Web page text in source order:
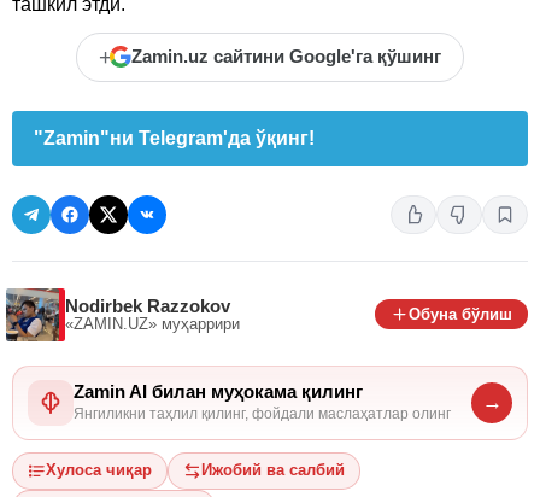
+ Zamin.uz сайтини Google'га қўшинг
"Zamin"ни Telegram'да ўқинг!
Nodirbek Razzokov
«ZAMIN.UZ» муҳаррири
Обуна бўлиш
Zamin AI билан муҳокама қилинг
Янгиликни таҳлил қилинг, фойдали маслаҳатлар олинг
→
Хулоса чиқар Ижобий ва салбий